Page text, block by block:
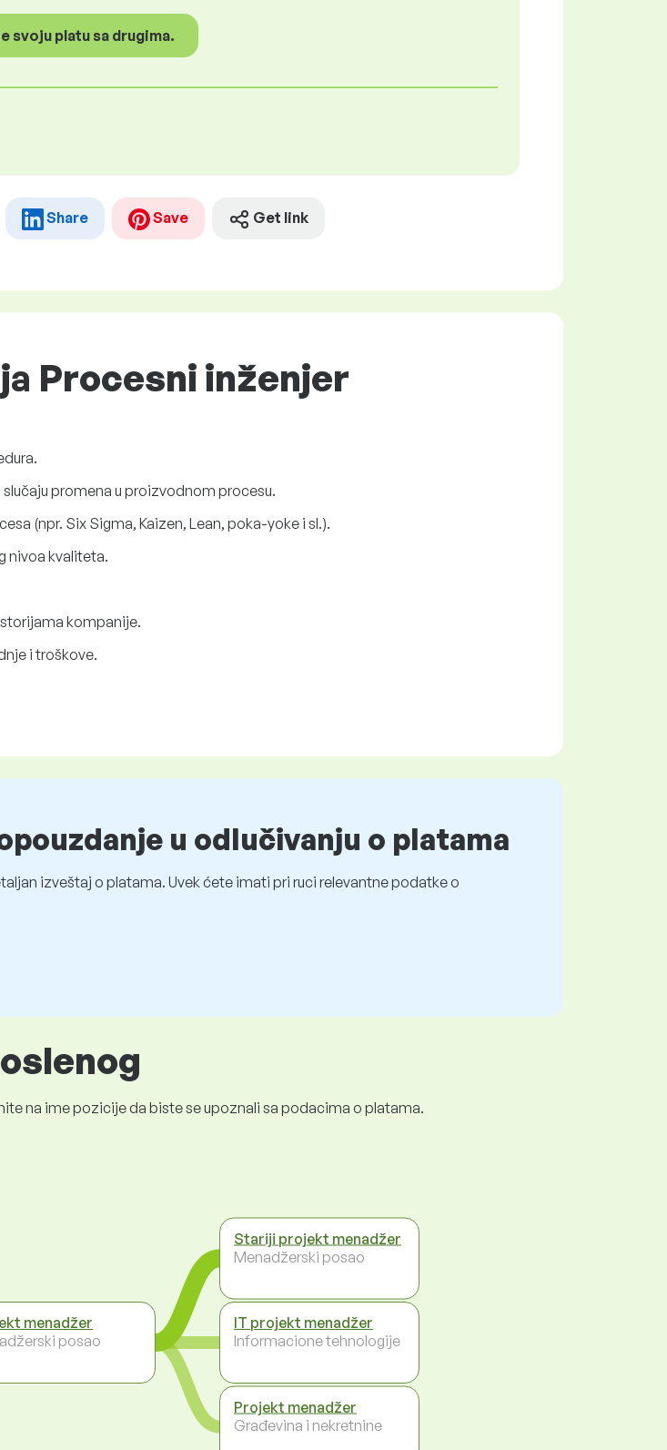
svoju platu sa drugima.
Share Save Get link
Procesni inženjer
promena u proizvodnom procesu.
(npr. Six Sigma, Kaizen, Lean, poka-yoke i sl.).
nivoa kvaliteta.
kompanije.
i troškove.
u odlučivanju o platama
izveštaj o platama. Uvek ćete imati pri ruci relevantne podatke o
na ime pozicije da biste se upoznali sa podacima o platama.
menadžer
posao
Stariji projekt menadžer
Menadžerski posao
IT projekt menadžer
Informacione tehnologije
Projekt menadžer
Građevina i nekretnine